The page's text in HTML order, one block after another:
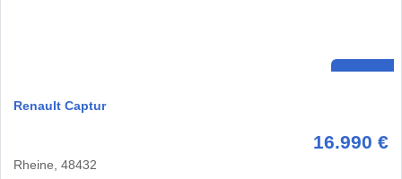
Renault Captur
16.990 €
Rheine, 48432